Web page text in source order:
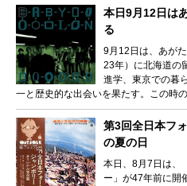
本日9月12日は
る
9月12日は、あが
23年）に北海道の
進学、東京での暮
一と歴史的な出会いを果たす。この時
第3回全日本フ
の夏の日
本日、8月7日は、
ー」が47年前に開